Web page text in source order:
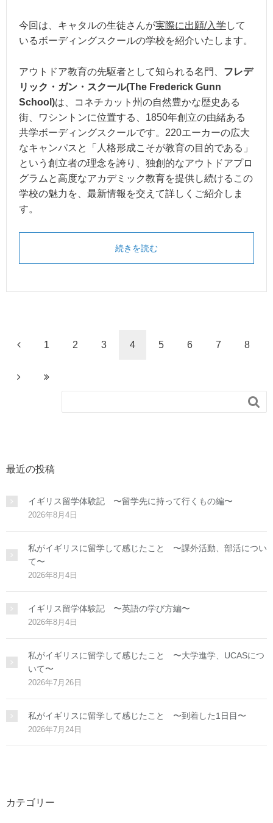
今回は、キャタルの生徒さんが実際に出願/入学 して
いるボーディングスクールの学校を紹介いたします。
アウトドア教育の先駆者として知られる名門、 フレデ
リック・ガン・スクール(The Frederick Gunn
School)は、コネチカット州の自然豊かな歴史ある
街、ワシントンに位置する、1850年創立の由緒ある
共学ボーディングスクールです。220エーカーの広大
なキャンパスと「人格形成こそが教育の目的である」
という創立者の理念を誇り、独創的なアウトドアプロ
グラムと高度なアカデミック教育を提供し続けるこの
学校の魅力を、最新情報を交えて詳しくご紹介しま
す。
続きを読む
1 2 3 4 5 6 7 8

最近の投稿
イギリス留学体験記 〜留学先に持って行くもの編〜
2026年8月4日
私がイギリスに留学して感じたこと 〜課外活動、部活につい
て〜
2026年8月4日
イギリス留学体験記 〜英語の学び方編〜
2026年8月4日
私がイギリスに留学して感じたこと 〜大学進学、UCASにつ
いて〜
2026年7月26日
私がイギリスに留学して感じたこと 〜到着した1日目〜
2026年7月24日
カテゴリー